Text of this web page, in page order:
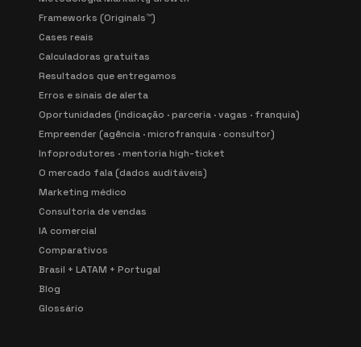
Frameworks (Originals™)
Cases reais
Calculadoras gratuitas
Resultados que entregamos
Erros e sinais de alerta
Oportunidades (indicação · parceria · vagas · franquia)
Empreender (agência · microfranquia · consultor)
Infoprodutores · mentoria high-ticket
O mercado fala (dados auditáveis)
Marketing médico
Consultoria de vendas
IA comercial
Comparativos
Brasil + LATAM + Portugal
Blog
Glossário